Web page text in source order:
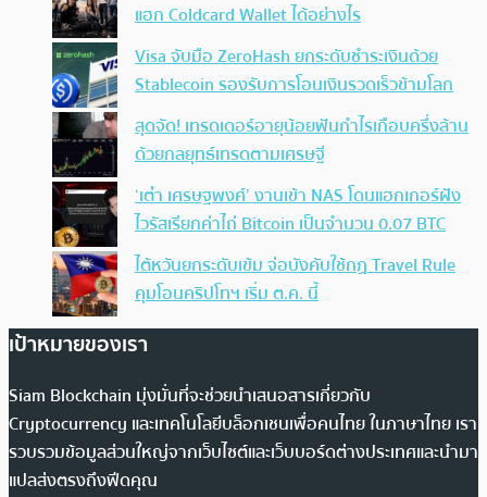
แฮก Coldcard Wallet ได้อย่างไร
Visa จับมือ ZeroHash ยกระดับชำระเงินด้วย
Stablecoin รองรับการโอนเงินรวดเร็วข้ามโลก
สุดจัด! เทรดเดอร์อายุน้อยฟันกำไรเกือบครึ่งล้าน
ด้วยกลยุทธ์เทรดตามเศรษฐี
‘เต๋า เศรษฐพงศ์’ งานเข้า NAS โดนแฮกเกอร์ฝัง
ไวรัสเรียกค่าไถ่ Bitcoin เป็นจำนวน 0.07 BTC
ไต้หวันยกระดับเข้ม จ่อบังคับใช้กฏ Travel Rule
คุมโอนคริปโทฯ เริ่ม ต.ค. นี้
เป้าหมายของเรา
Siam Blockchain มุ่งมั่นที่จะช่วยนำเสนอสารเกี่ยวกับ
Cryptocurrency และเทคโนโลยีบล็อกเชนเพื่อคนไทย ในภาษาไทย เรา
รวบรวมข้อมูลส่วนใหญ่จากเว็บไซต์และเว็บบอร์ดต่างประเทศและนำมา
แปลส่งตรงถึงฟีดคุณ